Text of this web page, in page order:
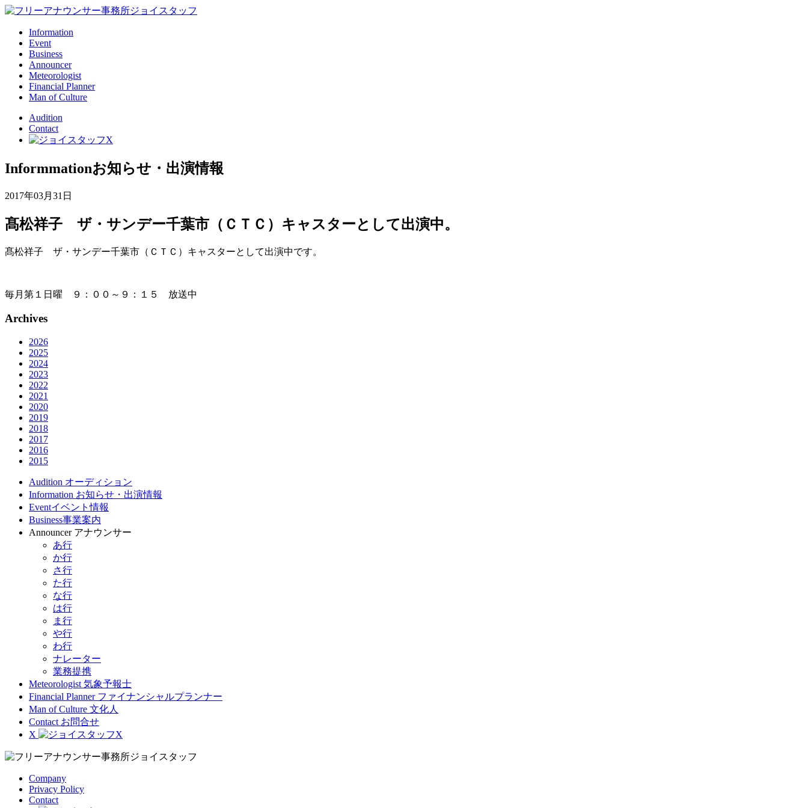
Information
Event
Business
Announcer
Meteorologist
Financial Planner
Man of Culture
Audition
Contact
Informmationお知らせ・出演情報
2017年03月31日
髙松祥子 ザ・サンデー千葉市（ＣＴＣ）キャスターとして出演中。
髙松祥子 ザ・サンデー千葉市（ＣＴＣ）キャスターとして出演中です。
毎月第１日曜 ９：００～９：１５ 放送中
Archives
2026
2025
2024
2023
2022
2021
2020
2019
2018
2017
2016
2015
Audition オーディション
Information お知らせ・出演情報
Eventイベント情報
Business事業案内
Announcer アナウンサー
あ行
か行
さ行
た行
な行
は行
ま行
や行
わ行
ナレーター
業務提携
Meteorologist 気象予報士
Financial Planner ファイナンシャルプランナー
Man of Culture 文化人
Contact お問合せ
X
Company
Privacy Policy
Contact